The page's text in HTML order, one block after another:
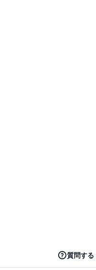
質問する